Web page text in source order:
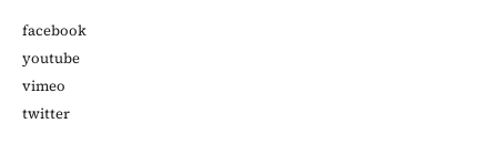
facebook
youtube
vimeo
twitter